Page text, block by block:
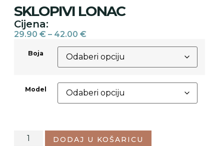
SKLOPIVI LONAC
Cijena:
29.90 € – 42.00 €
Boja
Model
DODAJ U KOŠARICU